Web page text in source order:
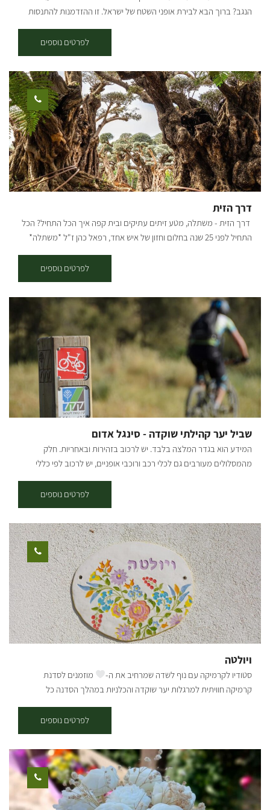
הנגב? ברוך הבא לבירת אופני השטח של ישראל. זו ההזדמנות להתנסות
יפהפה עם שפע של אפשרויות רכיבה לכל המשפחה פתוח כל ימי השבוע
בין השעות 7:30 – 20:00, בתיאום מראש אפשרות השכרת אופניים רגילה.
אפשרות ניוד האופניים מחוץ ליכיני אל המקום הרצוי עבור קבוצות. אפשרות
לטיול אופניים מודרך: זוגות, משפחות, גופים. מאוד מומלץ בסופי שבוע,
חגים, ותקופת פריחת הכלניות. כל מטייל שמגיע ורוכב עצמאית מקבל מפה
והמלצות היכן לרכב וכמובן אנחנו ניידים לעזרה בשטח במקרה של תקלה.
המרכז נמצא סמוך ליציאה נוחה וצמודה לשטח מדהים עם מגוון אפשרויות
רכיבה: רמה קלה שמתאימה לכולם, רמה בינונית, רמה גבוהה לחובבי
אקסטרים – סינגל ניר משה. המסלולים המומלצים שלנו מגיעים ומתחברים
אל יער ניר משה (כ 2 ק"מ מנקודת ההתחלה עד ליער) שכולל מסלול היקפי
מסביב ליער ובתוכו על שביל לבן חדש שנסלל ועובר דרך נוף מרהיב ועוצר
לפרטים נוספים
דרך הזית
דרך הזית - משתלה, מטע זיתים עתיקים ובית קפה איך הכל התחיל? הכל
התחיל לפני 25 שנה בחלום וחזון של איש אחד, רפאל כהן ז"ל *משתלה*
תמיר שהיה אחרי שירות צבאי לנהל את המשתלה. עם חזון ואמונה הקים
תמיר משתלה שמגדלת צמחים ומשווקת למשתלות בכל רחבי הארץ.. לפני
כשמונה שנים כאשר רצה לקנות עץ זית לביתו, פיתח תמיר אהבה לעצי
הזית, והחל באוסף עצי הזית, שהפך לאוסף הגדול בארץ! עם התפרצות
הקורונה החליט תמיר לפתוח את משתלת הבוטיק ״דרך הזית״ שבמרכזה
בית קפה, בו ניתן להנות ממגוון ארוחות, כמו ארוחות בוקר, פיצות, פוקצ’ות,
טוסטים, סלטים וכו׳.. קיימים אצלנו מגוון גדול של עצים בוגרים
וצעירים-ליצ'י מנגו אבוקדו ועוד שפע רב של עצי פרי. במטע זיתים ישנן
פינות חמד לישיבה, לבילוי זוגי או משפחתי. אפשר לאסוף מבית הקפה שלנו
שייקים/ מיצים סחוטים/ קפה ולרדת למטע הצמוד להנות בצלם של עצי
הזית והפרי באוירה עתיקה. אתם מוזמנים לחוויה של צמחים - אוכל - אהבה
לפרטים נוספים
שביל יער קהילתי שוקדה - סינגל אדום
המידע הוא בגדר המלצה בלבד. יש לרכוב בזהירות ובאחריות. חלק
מהמסלולים מעורבים גם לכלי רכב ורוכבי אופניים, יש לרכוב לפי כללי
המסלול בק"מ: אורכו 12.5 ק"מ. נקודת התחלה וסיום: בארי (מעגלי, הסינגל
חד-כיווני עם כיוון השעון). תקציר על אזור הטיול: המסלול עובר בפינות
הרחוקות והפורחות ביער שוקדה, הסינגל משולט בשטח באמצעות עמודי
עץ שעליהם לוח קטן בצבע אדום עם רוכב אופניים במרכזו. תקציר
המסלול: יציאה מבארי, נרכב בדרך העפר המקבילה לכביש הכניסה לבארי
לכיוון כביש 232, נחצה וניכנס לדרך מצד ימין, לאחר 200 מ' בפיצול נמשיך
ימינה, אל הסינגל המסומן אדום. סינגל בלווה בעליות, ירידות ומגלשות
טבעיות. בדרך נעבור ונראה את באר עמוקה ובאר אנטיליה. בהמשך
הסינגל עובר מתחת ל232 בצמוד לנחל גרר והמשך חזרה לכיוון בארי. סינגל
כחול + אדום - אורכו 17 ק"מ, בדרגת קושי בינונית-קשה - התחלה בסינגל
הכחול עד לנקודה שבה הוא פוגש את דרך הנוף ונמשיך אל הסינגל האדום,
מדווש ומסלולי אופניים בשטח עם קק"ל
לפרטים נוספים
ויולטה
סטודיו לקרמיקה עם נוף לשדה שמרחיב את ה-
מוזמנים לסדנת
קרמיקה חוויתית למרגלות יער שוקדה והכלניות במהלך הסדנה כל
שהוכנו במיוחד עבורכם, בדיוק כמו שאתם אוהבים. אם תרצו להכין תוכלו
לבחור את העיצוב האישי שלכם וליצור כלים ממש מההתחלה, כשתסיימו
הכלים יישארו לשריפה נוספת ואנו ניצור איתכם קשר כשיהיו מוכנים. לבסוף
תוכלו להגיע ולאסוף את הפריטים הייחודיים שלכם. לרשותכם תעמוד פינת
קפה ועוגה. הסדנה מתאימה לכל הגילאים. ההשתתפות בתיאום מראש.
לפרטים נוספים